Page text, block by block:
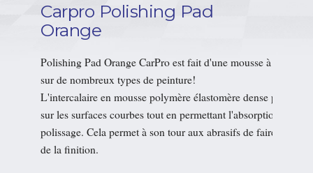
Carpro Polishing Pad
Orange
Polishing Pad Orange CarPro est fait d'une mousse à
sur de nombreux types de peinture!
L'intercalaire en mousse polymère élastomère dense permet
sur les surfaces courbes tout en permettant l'absorption des
polissage. Cela permet à son tour aux abrasifs de faire leur
de la finition.